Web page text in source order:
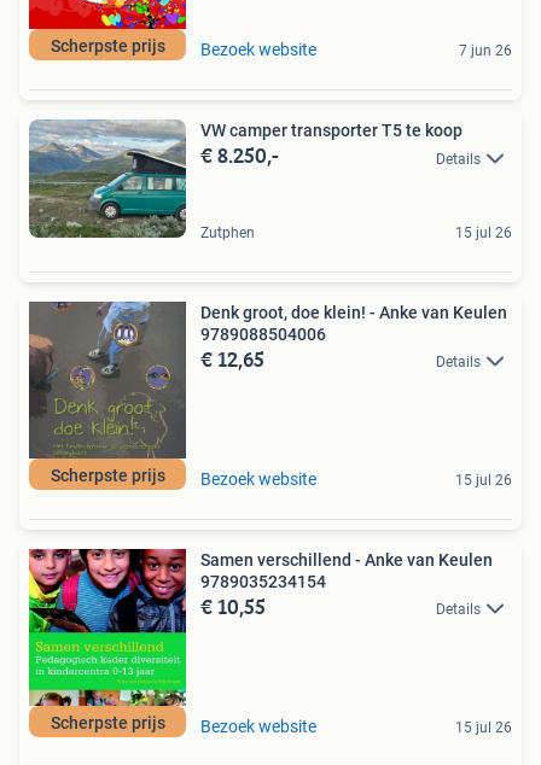
Scherpste prijs Bezoek website 7 jun 26
VW camper transporter T5 te koop
€ 8.250,- Details
Zutphen 15 jul 26
Scherpste prijs
Denk groot, doe klein! - Anke van Keulen
9789088504006
€ 12,65 Details
Bezoek website 15 jul 26
Scherpste prijs
Samen verschillend - Anke van Keulen
9789035234154
€ 10,55 Details
Bezoek website 15 jul 26